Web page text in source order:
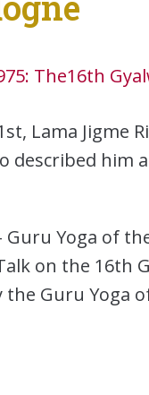
The16th
Lama Jigme
described him
Guru Yoga of
on the 16th
the Guru Yoga